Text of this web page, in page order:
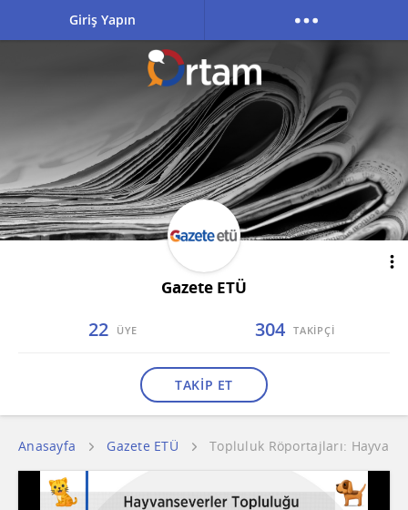
Gazete ETÜ
22 ÜYE 304 TAKİPÇİ
TAKİP ET
Anasayfa Gazete ETÜ Topluluk Röportajları:
Giriş Yapın